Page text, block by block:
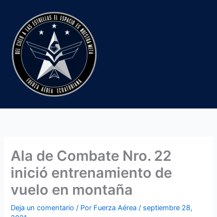
contenido
Ala de Combate Nro. 22
inició entrenamiento de
vuelo en montaña
Deja un comentario / Por Fuerza Aérea/ septiembre 28,